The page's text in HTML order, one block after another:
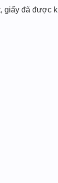
giấy đã được